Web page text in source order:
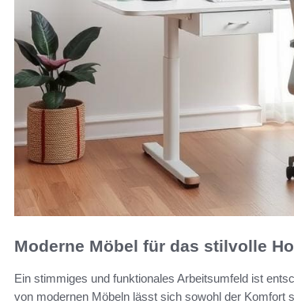
Moderne Möbel für das stilvolle
Ein stimmiges und funktionales Arbeitsumfeld ist
von modernen Möbeln lässt sich sowohl der Komfort